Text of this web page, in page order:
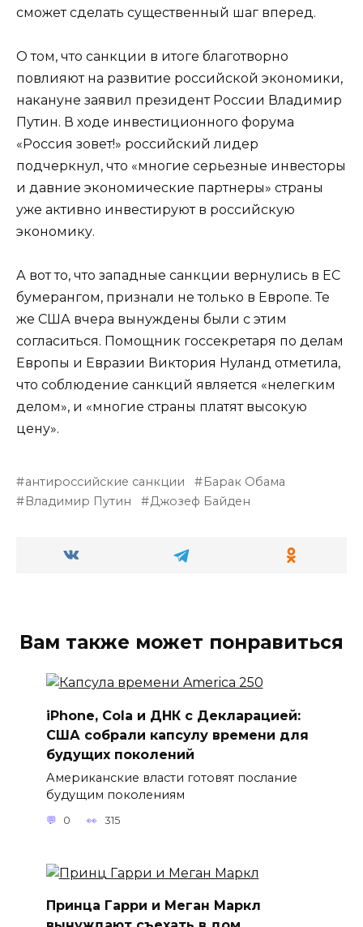
сможет сделать существенный шаг вперед.
О том, что санкции в итоге благотворно
повлияют на развитие российской экономики,
накануне заявил президент России Владимир
Путин. В ходе инвестиционного форума
«Россия зовет!» российский лидер
подчеркнул, что «многие серьезные инвесторы
и давние экономические партнеры» страны
уже активно инвестируют в российскую
экономику.
А вот то, что западные санкции вернулись в ЕС
бумерангом, признали не только в Европе. Те
же США вчера вынуждены были с этим
согласиться. Помощник госсекретаря по делам
Европы и Евразии Виктория Нуланд отметила,
что соблюдение санкций является «нелегким
делом», и «многие страны платят высокую
цену».
антироссийские санкции
Барак Обама
Владимир Путин
Джозеф Байден
Вам также может понравиться
iPhone, Cola и ДНК с Декларацией:
США собрали капсулу времени для
будущих поколений
Американские власти готовят послание
будущим поколениям
0 315
Принца Гарри и Меган Маркл